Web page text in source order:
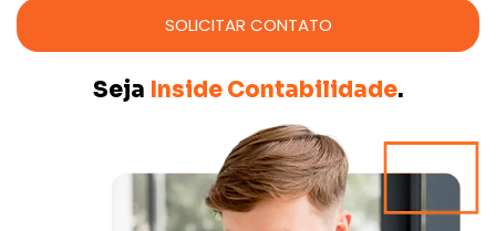
SOLICITAR CONTATO
Seja Inside Contabilidade.